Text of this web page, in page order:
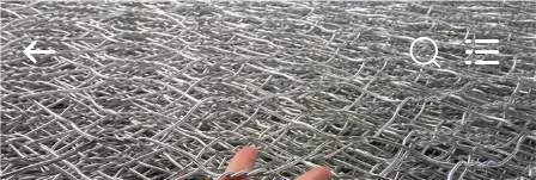
বাড়ি
Metal
Wire
Mesh
Products
Co.,
Ltd..
All
Rights
Reserved.